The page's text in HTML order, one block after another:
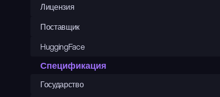
Лицензия
Поставщик
HuggingFace
Спецификация
Государство